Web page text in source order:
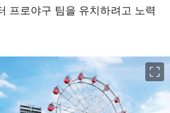
프로야구 팀을 유치하려고 노력